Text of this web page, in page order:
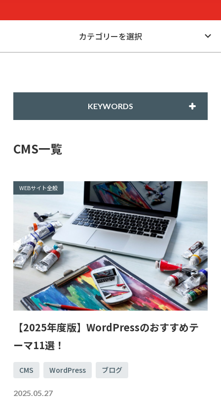
カテゴリーを選択
KEYWORDS
CMS一覧
WEBサイト全般
【2025年度版】WordPressのおすすめテ
ーマ11選！
CMS WordPress ブログ
2025.05.27